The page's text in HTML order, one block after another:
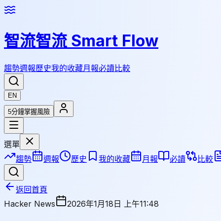
智流智流 Smart Flow
趨勢週報歷史我的收藏月報必讀比較
EN
5分鐘掌握風險
選單
趨勢
週報 歷史 我的收藏 月報 必讀 比較
返回首頁
Hacker News
2026年1月18日 上午11:48